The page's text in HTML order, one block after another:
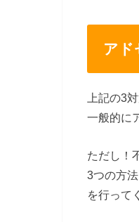
アド
上記の3
一般的に
ただし！
3つの方
を行って